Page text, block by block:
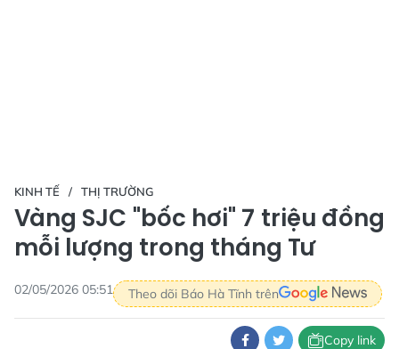
KINH TẾ THỊ TRƯỜNG
Vàng SJC "bốc hơi" 7 triệu đồng
mỗi lượng trong tháng Tư
02/05/2026 05:51 Theo dõi Báo Hà Tĩnh trên
Copy link